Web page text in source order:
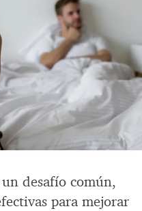
desafío común,
para mejorar